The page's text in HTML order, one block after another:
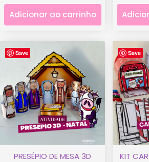
Adicionar ao carrinho
Save
PRESÉPIO DE MESA 3D
Save
KIT